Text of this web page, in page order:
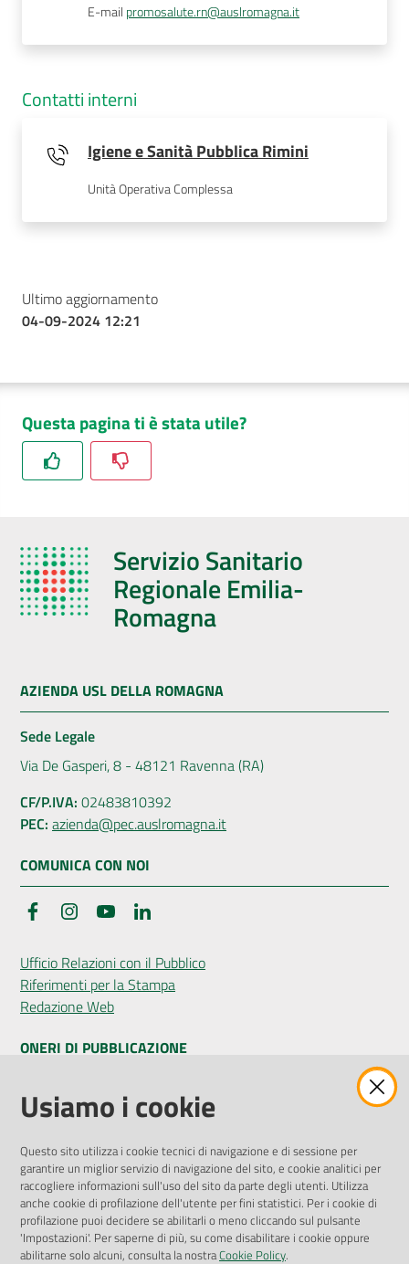
E-mail promosalute.rn@auslromagna.it
Contatti interni
Igiene e Sanità Pubblica Rimini
Unità Operativa Complessa
Ultimo aggiornamento
04-09-2024 12:21
Questa pagina ti è stata utile?
Servizio Sanitario
Regionale Emilia-
Romagna
AZIENDA USL DELLA ROMAGNA
Sede Legale
Via De Gasperi, 8 - 48121 Ravenna (RA)
CF/P.IVA: 02483810392
PEC: azienda@pec.auslromagna.it
COMUNICA CON NOI
FacebookInstagramYouTube
Ufficio Relazioni con il Pubblico
Riferimenti per la Stampa
Redazione Web
ONERI DI PUBBLICAZIONE
Amministrazione Trasparente
Pubblicità legale
Privacy Policy
Attuazione Misure PNRR
Liste di Attesa
ENTI, IMPRESE E PARTNER
Usiamo i cookie
Questo sito utilizza i cookie tecnici di navigazione e di sessione per
garantire un miglior servizio di navigazione del sito, e cookie analitici per
raccogliere informazioni sull'uso del sito da parte degli utenti. Utilizza
anche cookie di profilazione dell'utente per fini statistici. Per i cookie di
profilazione puoi decidere se abilitarli o meno cliccando sul pulsante
'Impostazioni'. Per saperne di più, su come disabilitare i cookie oppure
abilitarne solo alcuni, consulta la nostraCookie Policy.